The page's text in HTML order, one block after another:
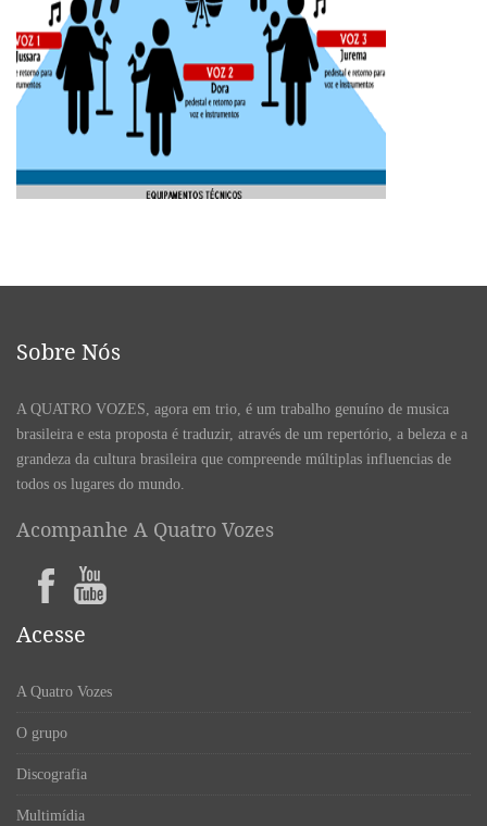
Sobre Nós
A QUATRO VOZES, agora em trio, é um trabalho genuíno de musica
brasileira e esta proposta é traduzir, através de um repertório, a beleza e a
grandeza da cultura brasileira que compreende múltiplas influencias de
todos os lugares do mundo.
Acompanhe A Quatro Vozes
Acesse
A Quatro Vozes
O grupo
Discografia
Multimídia